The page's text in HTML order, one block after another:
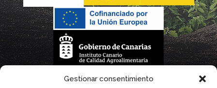
Gestionar consentimiento
La gestión de la DOP Lanzarote realizada por este Consejo Regulador es financiada,